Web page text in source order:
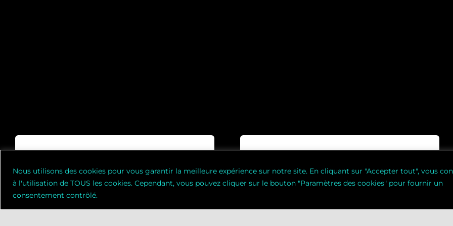
Nous utilisons des cookies pour vous garantir la meilleure expérience sur notre site. En cliquant sur "Accepter tout", vous
à l'utilisation de TOUS les cookies. Cependant, vous pouvez cliquer sur le bouton "Paramètres des cookies" pour fournir un
consentement contrôlé.
Vous êtesjoueur
compétitif ou pro
Vous êteshead
manager